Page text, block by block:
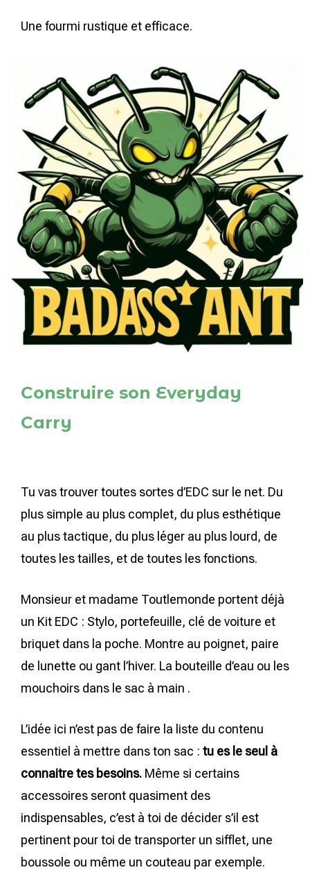
Une fourmi rustique et efficace.
Construire son Everyday
Carry
Tu vas trouver toutes sortes d’EDC sur le net. Du
plus simple au plus complet, du plus esthétique
au plus tactique, du plus léger au plus lourd, de
toutes les tailles, et de toutes les fonctions.
Monsieur et madame Toutlemonde portent déjà
un Kit EDC : Stylo, portefeuille, clé de voiture et
briquet dans la poche. Montre au poignet, paire
de lunette ou gant l’hiver. La bouteille d’eau ou les
mouchoirs dans le sac à main .
L’idée ici n’est pas de faire la liste du contenu
essentiel à mettre dans ton sac : tu es le seul à
connaitre tes besoins. Même si certains
accessoires seront quasiment des
indispensables, c’est à toi de décider s’il est
pertinent pour toi de transporter un sifflet, une
boussole ou même un couteau par exemple.